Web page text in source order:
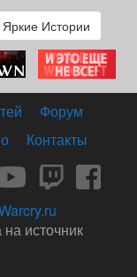
Яркие Истории
Форум
Контакты
источник